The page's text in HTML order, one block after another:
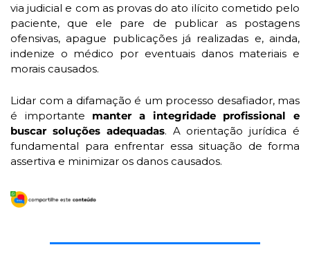
via judicial e com as provas do ato ilícito cometido pelo
paciente, que ele pare de publicar as postagens
ofensivas, apague publicações já realizadas e, ainda,
indenize o médico por eventuais danos materiais e
morais causados.
Lidar com a difamação é um processo desafiador, mas
é importante manter a integridade profissional e
buscar soluções adequadas. A orientação jurídica é
fundamental para enfrentar essa situação de forma
assertiva e minimizar os danos causados.